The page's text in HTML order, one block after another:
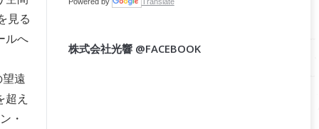
見る
ルへ
遠
え
・
株式会社光響 @FACEBOOK